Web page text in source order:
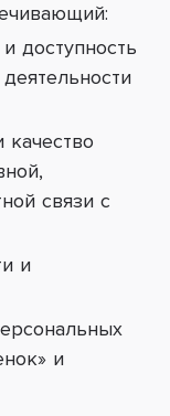
доступность
связи с
и
и